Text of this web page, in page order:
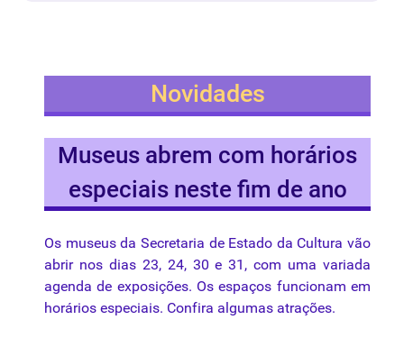
Novidades
Museus abrem com horários
especiais neste fim de ano
Os museus da Secretaria de Estado da Cultura vão
abrir nos dias 23, 24, 30 e 31, com uma variada
agenda de exposições. Os espaços funcionam em
horários especiais. Confira algumas atrações.